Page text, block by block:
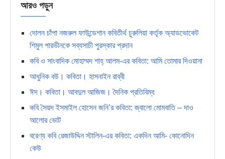
আরও পড়ুন
দোলন চাঁপা নজরুল ফাউন্ডেশান কবিতীর্থ চুরুলিয়া কর্তৃক অ্যাডভোকেট
শিমুল পারভীনকে সব্যসাচী পুরস্কার প্রদান
কবি ও সাংবাদিক মোহাম্মদ শাহ্ আলম-এর কবিতা: আমি তোমার দিওয়ানা
আধুনিক বউ। কবিতা। হাসনাইন রাব্বী
ঈদ। কবিতা। আবদুল আজিজ। দৈনিক প্রতিবিম্ব
কবি সৈয়দ ইসমাইল হোসেন জনি’র কবিতা: জ্বালো মোমবাতি – দাও
আলোর ভোট
বরেণ্য কবি রেজাউদ্দিন স্টালিন-এর কবিতা: একদিন আমি- কোনোদিন
কেউ